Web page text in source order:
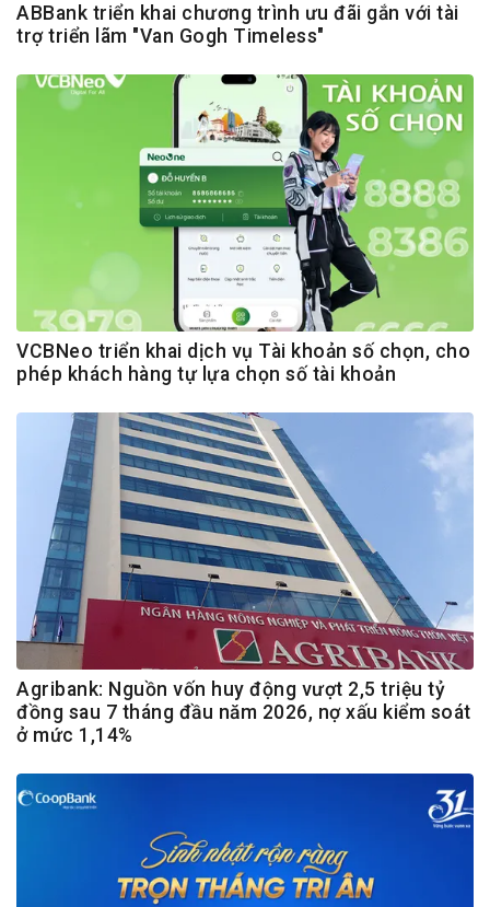
ABBank triển khai chương trình ưu đãi gắn với tài
trợ triển lãm "Van Gogh Timeless"
VCBNeo triển khai dịch vụ Tài khoản số chọn, cho
phép khách hàng tự lựa chọn số tài khoản
Agribank: Nguồn vốn huy động vượt 2,5 triệu tỷ
đồng sau 7 tháng đầu năm 2026, nợ xấu kiểm soát
ở mức 1,14%